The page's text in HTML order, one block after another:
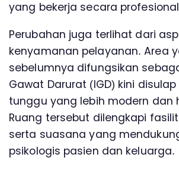
yang bekerja secara
Perubahan juga terlihat dari
kenyamanan pelayanan. Area
sebelumnya difungsikan
Gawat Darurat (IGD) kini
tunggu yang lebih modern dan
Ruang tersebut dilengkapi
serta suasana yang
psikologis pasien dan keluarga.